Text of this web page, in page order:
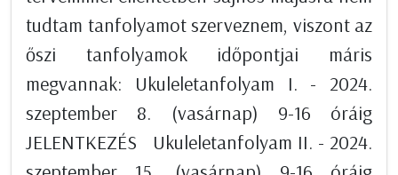
tudtam tanfolyamot szerveznem, viszont az
őszi tanfolyamok időpontjai máris
megvannak: Ukuleletanfolyam I. - 2024.
szeptember 8. (vasárnap) 9-16 óráig
JELENTKEZÉS Ukuleletanfolyam II. - 2024.